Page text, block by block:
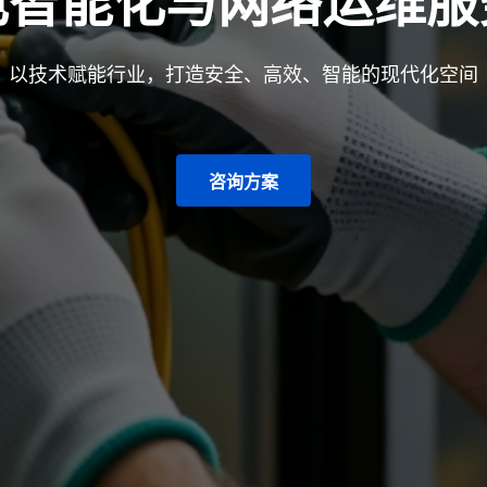
以技术赋能行业，打造安全、高效、智能的现代化空间
咨询方案